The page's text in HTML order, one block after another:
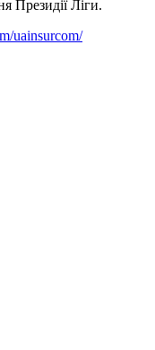
Президії Ліги.
uainsurcom/